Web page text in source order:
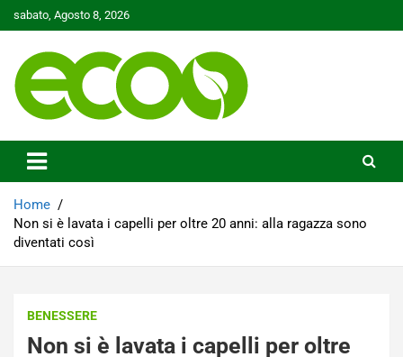
to
sabato, Agosto 8, 2026
Ecoo.it
Home
Non si è lavata i capelli per oltre 20 anni: alla ragazza sono
diventati così
BENESSERE
Non si è lavata i capelli per oltre